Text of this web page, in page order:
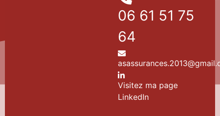
06 61 51 75
64
Visitez ma page
LinkedIn